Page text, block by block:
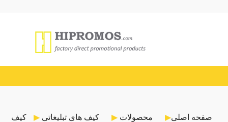
صفحه اصلی محصولات کیف های تبلیغاتی
کیف